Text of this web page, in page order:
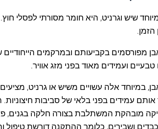
שיש וגרניט, היא חומר מסורתי לפסלי
מפורסמים בקביעותם ובמרקמים
טבעיים ועמידים מאוד בפני מזג אוויר.
במיוחד אלה עשויים משיש או גרניט,
עמידים בפני בלאי של סביבות
מובהקת המשתלבת בצורה חלקה בגנים,
ושבירים, כלומר ההתקנה דורשת טיפול